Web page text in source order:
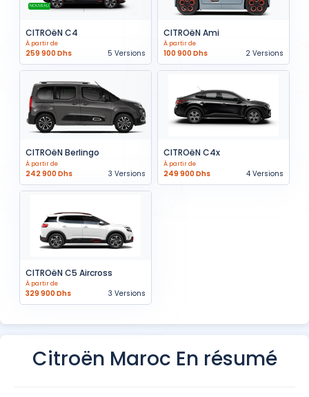
NOUVEAU
CITROëN C4
À partir de
259 900 Dhs 5 Versions
CITROëN Ami
À partir de
100 900 Dhs 2 Versions
CITROëN Berlingo
À partir de
242 900 Dhs 3 Versions
CITROëN C4x
À partir de
249 900 Dhs 4 Versions
CITROëN C5 Aircross
À partir de
329 900 Dhs 3 Versions
Citroën Maroc En résumé